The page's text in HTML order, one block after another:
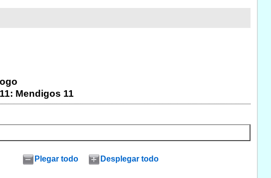
Mendigos 11
Plegar todo Desplegar todo